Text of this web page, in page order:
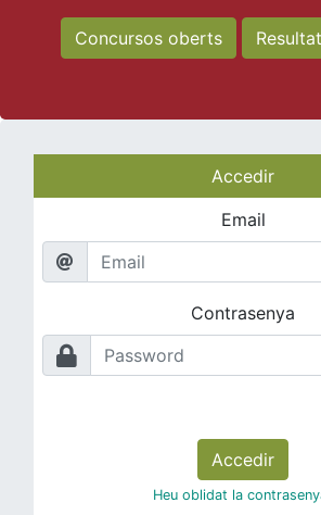
Concursos oberts
Accedir
Email
Contrasenya
Accedir
Heu oblidat la